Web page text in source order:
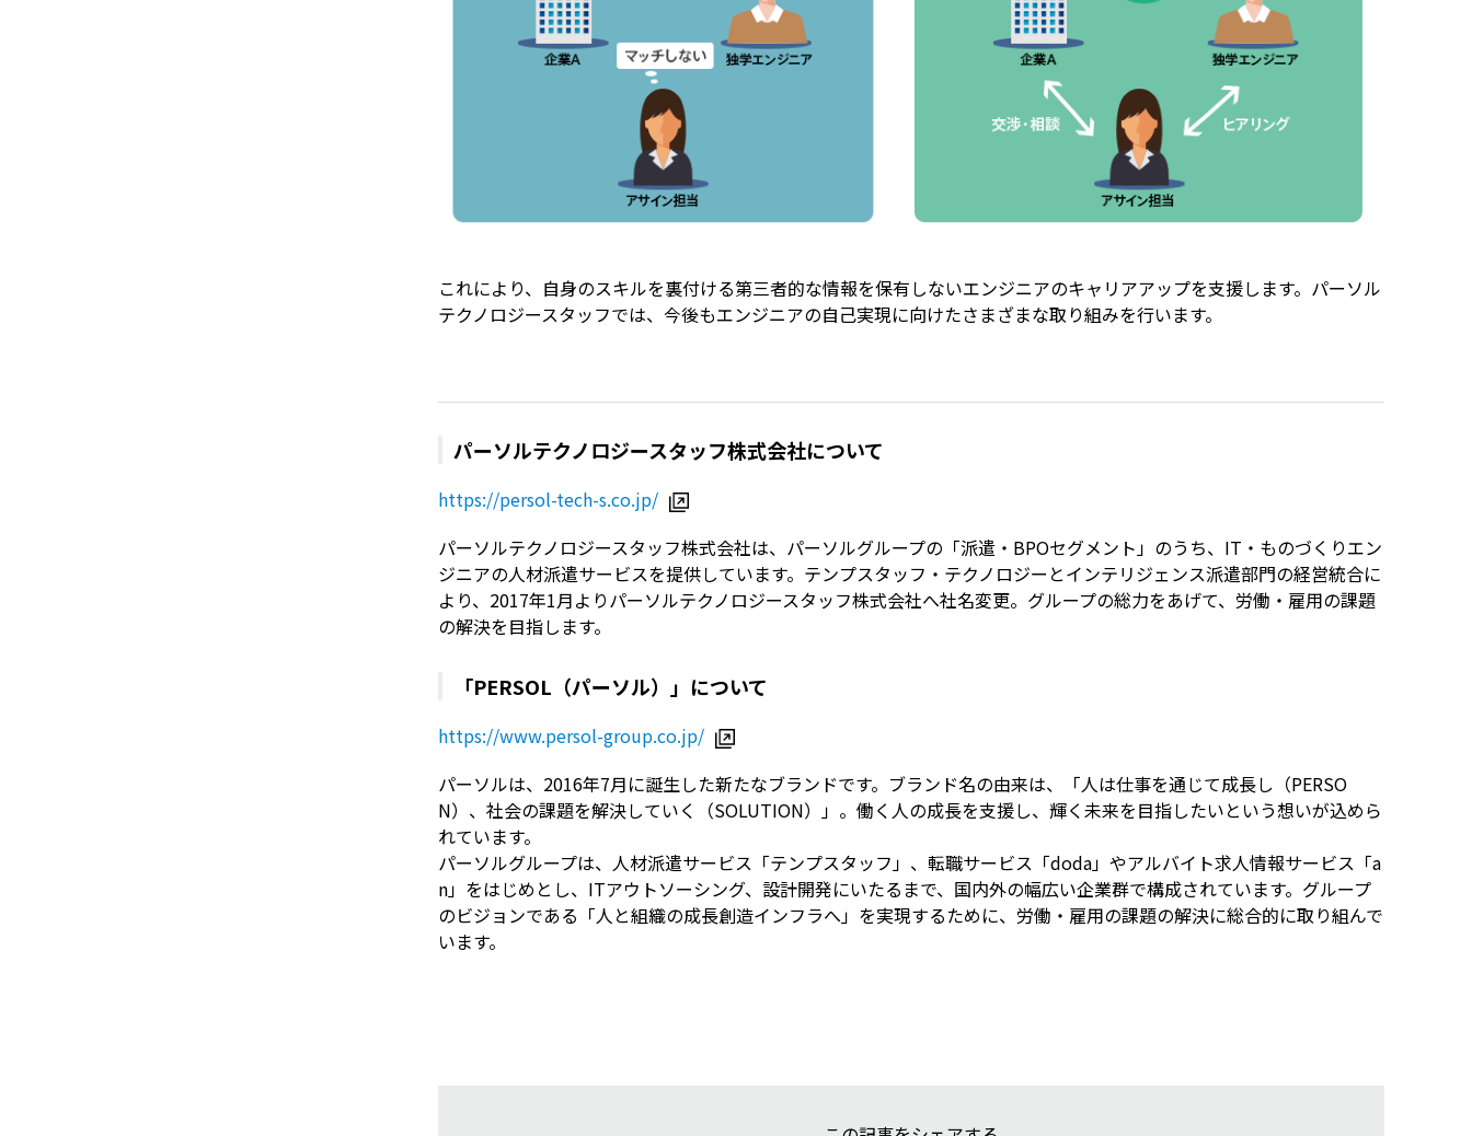
これにより、自身のスキルを裏付ける第三者的な情報を保有しないエンジニアのキャリアアップを支援します。パーソル
テクノロジースタッフでは、今後もエンジニアの自己実現に向けたさまざまな取り組みを行います。
パーソルテクノロジースタッフ株式会社について
https://persol-tech-s.co.jp/
パーソルテクノロジースタッフ株式会社は、パーソルグループの「派遣・BPOセグメント」のうち、IT・ものづくりエン
ジニアの人材派遣サービスを提供しています。テンプスタッフ・テクノロジーとインテリジェンス派遣部門の経営統合に
より、2017年1月よりパーソルテクノロジースタッフ株式会社へ社名変更。グループの総力をあげて、労働・雇用の課題
の解決を目指します。
「PERSOL（パーソル）」について
https://www.persol-group.co.jp/
パーソルは、2016年7月に誕生した新たなブランドです。ブランド名の由来は、「人は仕事を通じて成長し（PERSO
N）、社会の課題を解決していく（SOLUTION）」。働く人の成長を支援し、輝く未来を目指したいという想いが込めら
れています。
パーソルグループは、人材派遣サービス「テンプスタッフ」、転職サービス「doda」やアルバイト求人情報サービス「a
n」をはじめとし、ITアウトソーシング、設計開発にいたるまで、国内外の幅広い企業群で構成されています。グループ
のビジョンである「人と組織の成長創造インフラへ」を実現するために、労働・雇用の課題の解決に総合的に取り組んで
います。